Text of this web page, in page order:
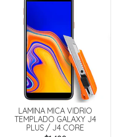
LAMINA MICA VIDRIO
TEMPLADO GALAXY J4
PLUS / J4 CORE